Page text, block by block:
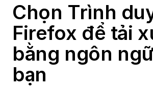
Chọn Trình
Firefox để tải
bằng ngôn
bạn